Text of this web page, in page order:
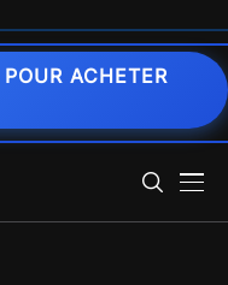
ACHETER